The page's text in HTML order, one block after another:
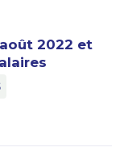
2022 et